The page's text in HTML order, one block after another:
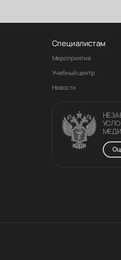
Специалистам
Мероприятия
Учебный центр
Новости